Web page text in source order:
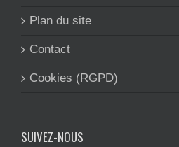
Plan du site
Contact
Cookies (RGPD)
SUIVEZ-NOUS